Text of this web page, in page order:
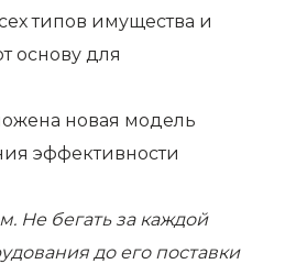
типов имущества и
основу для
новая модель
эффективности
Не бегать за каждой
до его поставки